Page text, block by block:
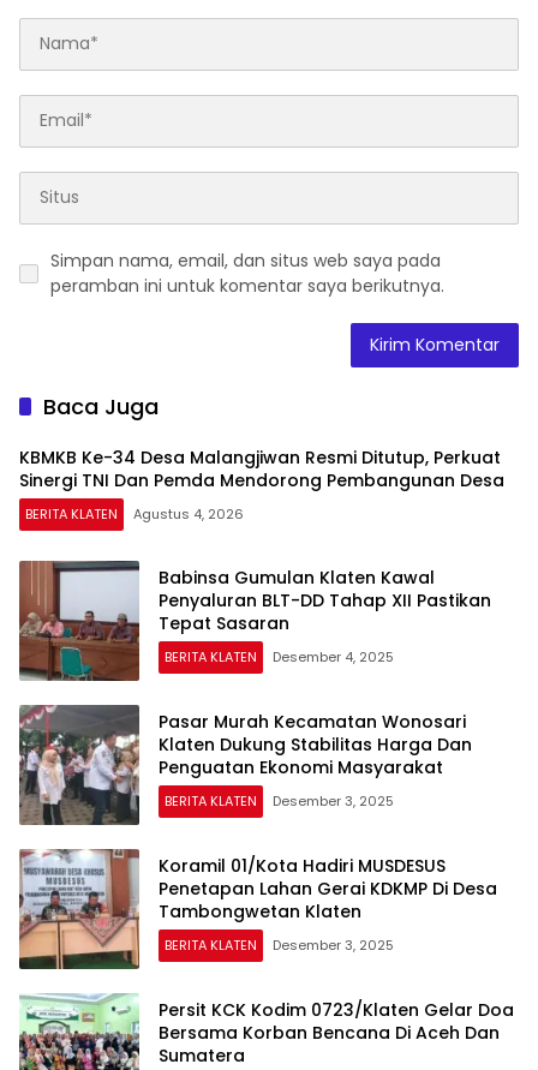
Simpan nama, email, dan situs web saya pada
peramban ini untuk komentar saya berikutnya.
Baca Juga
KBMKB Ke-34 Desa Malangjiwan Resmi Ditutup, Perkuat
Sinergi TNI Dan Pemda Mendorong Pembangunan Desa
BERITA KLATEN Agustus 4, 2026
Babinsa Gumulan Klaten Kawal
Penyaluran BLT-DD Tahap XII Pastikan
Tepat Sasaran
BERITA KLATEN Desember 4, 2025
Pasar Murah Kecamatan Wonosari
Klaten Dukung Stabilitas Harga Dan
Penguatan Ekonomi Masyarakat
BERITA KLATEN Desember 3, 2025
Koramil 01/Kota Hadiri MUSDESUS
Penetapan Lahan Gerai KDKMP Di Desa
Tambongwetan Klaten
BERITA KLATEN Desember 3, 2025
Persit KCK Kodim 0723/Klaten Gelar Doa
Bersama Korban Bencana Di Aceh Dan
Sumatera